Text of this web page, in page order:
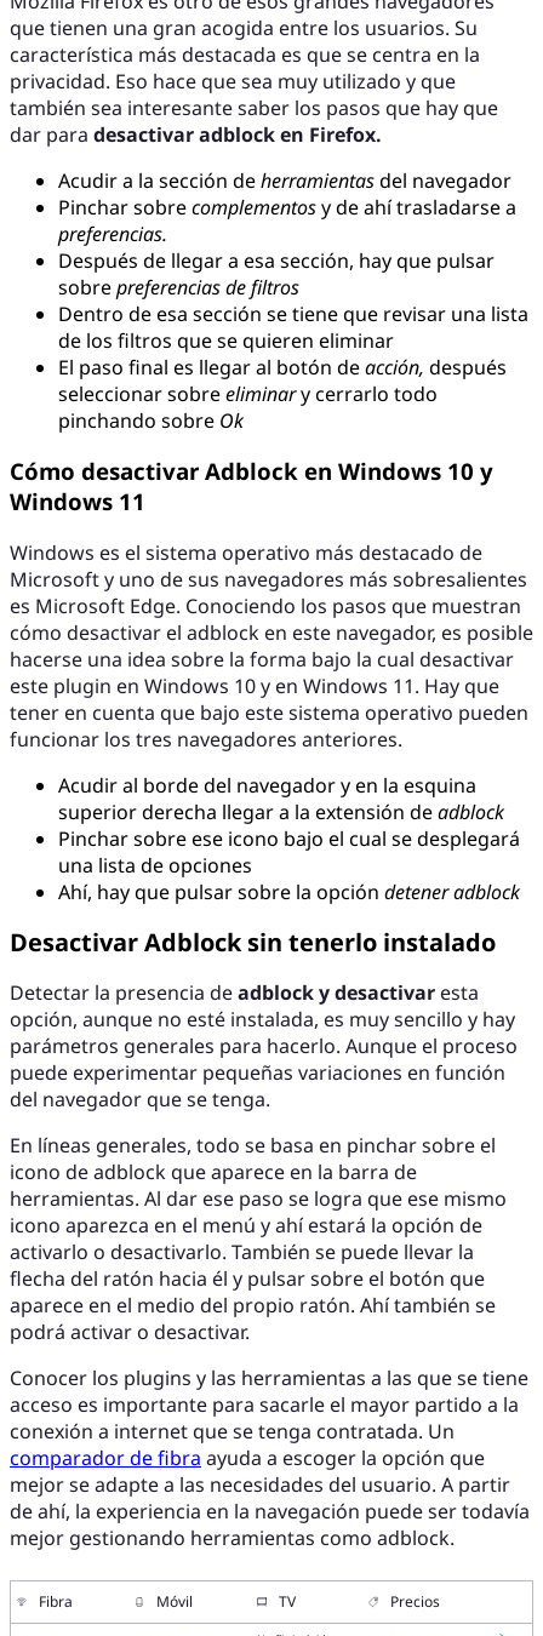
que tienen una gran acogida entre los usuarios. Su
característica más destacada es que se centra en la
privacidad. Eso hace que sea muy utilizado y que
también sea interesante saber los pasos que hay que
dar para desactivar adblock en Firefox.
Acudir a la sección deherramientasdel navegador
Pinchar sobrecomplementosy de ahí trasladarse a
preferencias.
Después de llegar a esa sección, hay que pulsar
sobrepreferencias de filtros
Dentro de esa sección se tiene que revisar una lista
de los filtros que se quieren eliminar
El paso final es llegar al botón deacción, después
seleccionar sobreeliminary cerrarlo todo
pinchando sobre Ok
Cómo desactivar Adblock en Windows 10 y
Windows 11
Windows es el sistema operativo más destacado de
Microsoft y uno de sus navegadores más sobresalientes
es Microsoft Edge. Conociendo los pasos que muestran
cómo desactivar el adblock en este navegador, es posible
hacerse una idea sobre la forma bajo la cual desactivar
este plugin en Windows 10 y en Windows 11. Hay que
tener en cuenta que bajo este sistema operativo pueden
funcionar los tres navegadores anteriores.
Acudir al borde del navegador y en la esquina
superior derecha llegar a la extensión deadblock
Pinchar sobre ese icono bajo el cual se desplegará
una lista de opciones
Ahí, hay que pulsar sobre la opción detener adblock
Desactivar Adblock sin tenerlo instalado
Detectar la presencia deadblock y desactivar esta
opción, aunque no esté instalada, es muy sencillo y hay
parámetros generales para hacerlo. Aunque el proceso
puede experimentar pequeñas variaciones en función
del navegador que se tenga.
En líneas generales, todo se basa en pinchar sobre el
icono de adblock que aparece en la barra de
herramientas. Al dar ese paso se logra que ese mismo
icono aparezca en el menú y ahí estará la opción de
activarlo o desactivarlo. También se puede llevar la
flecha del ratón hacia él y pulsar sobre el botón que
aparece en el medio del propio ratón. Ahí también se
podrá activar o desactivar.
Conocer los plugins y las herramientas a las que se tiene
acceso es importante para sacarle el mayor partido a la
conexión a internet que se tenga contratada. Un
comparador de fibra ayuda a escoger la opción que
mejor se adapte a las necesidades del usuario. A partir
de ahí, la experiencia en la navegación puede ser todavía
mejor gestionando herramientas como adblock.
Fibra Móvil TV
Precios